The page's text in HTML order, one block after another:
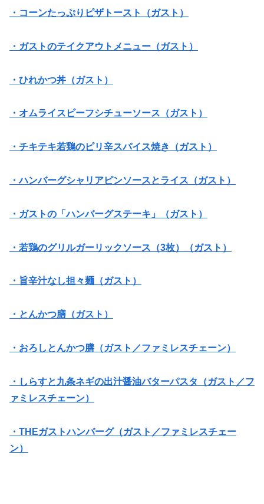
・コーンたっぷりピザトースト（ガスト）
・ガストのテイクアウトメニュー（ガスト）
・ひれかつ丼（ガスト）
・オムライスビーフシチューソース（ガスト）
・チキテキ若鶏のピリ辛スパイス焼き（ガスト）
・ハンバーグシャリアピンソースとライス（ガスト）
・ガストの「ハンバーグステーキ」（ガスト）
・若鶏のグリルガーリックソース（3枚）（ガスト）
・旨辛汁なし担々麺（ガスト）
・とんかつ膳（ガスト）
・おろしとんかつ膳（ガスト／ファミレスチェーン）
・しらすと九条ネギの出汁醤油バターパスタ（ガスト／フ
ァミレスチェーン）
・THEガストハンバーグ（ガスト／ファミレスチェー
ン）